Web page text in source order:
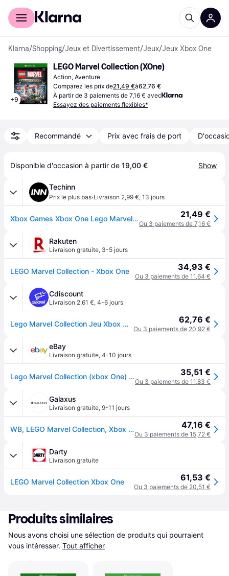
Acheter avec Klarna
Klarna/Shopping/Jeux et Divertissement/Jeux/Jeux Xbox One
+9
LEGO Marvel Collection (XOne)
Action, Aventure
Comparez les prix de21,49 €à62,76 €
À partir de 3 paiements de 7,16 € avec
Essayez des paiements flexibles*
Recommandé Prix avec frais de port
Disponible d'occasion à partir de 19,00 € Show
Techinn
Prix le plus bas·Livraison 2,99 €, 13 jours
Xbox Games Xbox One Lego Marvel Collections Multicolore 21,49 €
Ou 3 paiements de 7,16 €
Rakuten
Livraison gratuite, 3-5 jours
LEGO Marvel Collection - Xbox One 34,93 €
Ou 3 paiements de 11,64 €
Cdiscount
Livraison 2,61 €, 4-6 jours
Lego Marvel Collection Jeu Xbox One 62,76 €
Ou 3 paiements de 20,92 €
eBay
Livraison gratuite, 4-10 jours
Lego Marvel Collection (xbox One) Xbox One Standard Edition (microsoft Xbox One) 35,51 €
Ou 3 paiements de 11,83 €
Galaxus
Livraison gratuite, 9-11 jours
WB, LEGO Marvel Collection, Xbox One Collector Anglais 47,16 €
Ou 3 paiements de 15,72 €
Darty
Livraison gratuite
LEGO Marvel Collection Xbox One 61,53 €
Ou 3 paiements de 20,51 €
Produits similaires
Nous avons choisi une sélection de produits qui pourraient
vous intéresser. Tout afficher